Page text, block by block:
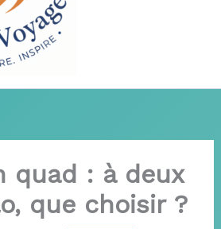
quad : à deux
que choisir ?